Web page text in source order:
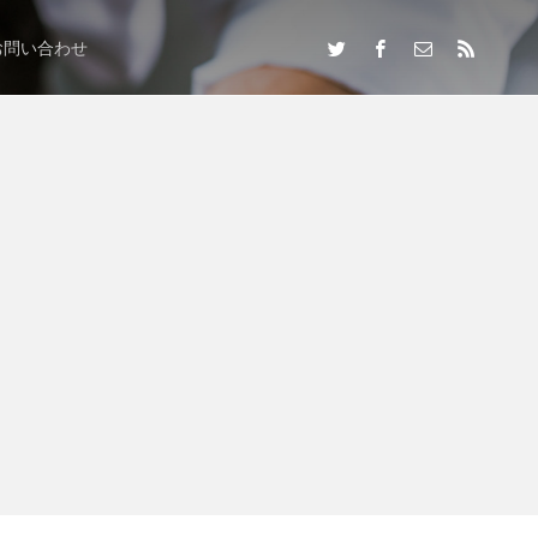
問い合わせ